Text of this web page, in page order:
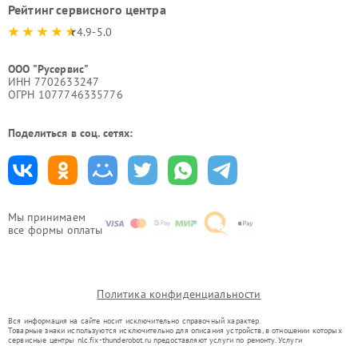
Мы принимаем
все формы оплаты
Рейтинг сервисного центра
4.9-5.0
ООО "Русервис"
ИНН 7702633247
ОГРН 1077746335776
Поделиться в соц. сетях:
Политика конфиденциальности
Вся информация на сайте носит исключительно справочный характер.
Товарные знаки используются исключительно для описания устройств, в отношении которых
сервисные центры nlc.fix-thunderobot.ru предоставляют услуги по ремонту. Услуги